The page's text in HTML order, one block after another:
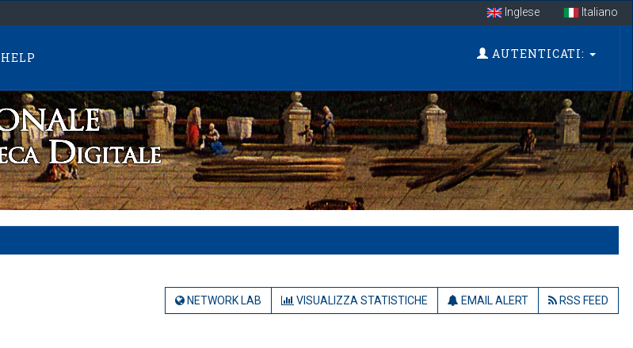
Inglese Italiano
HELP AUTENTICATI:
NETWORK LAB VISUALIZZA STATISTICHE EMAIL ALERT RSS FEED